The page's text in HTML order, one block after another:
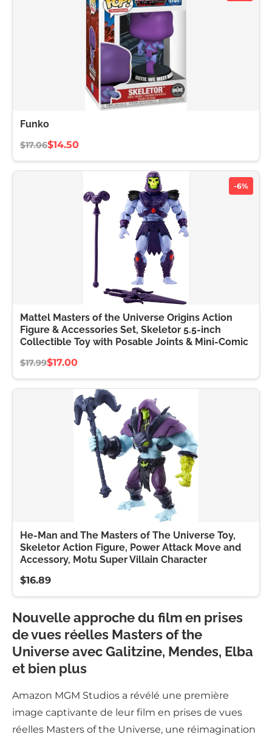
Funko
$17.06$14.50
-6%
Mattel Masters of the Universe Origins Action
Figure & Accessories Set, Skeletor 5.5-inch
Collectible Toy with Posable Joints & Mini-Comic
$17.99$17.00
He-Man and The Masters of The Universe Toy,
Skeletor Action Figure, Power Attack Move and
Accessory, Motu Super Villain Character
$16.89
Nouvelle approche du film en prises
de vues réelles Masters of the
Universe avec Galitzine, Mendes, Elba
et bien plus
Amazon MGM Studios a révélé une première
image captivante de leur film en prises de vues
réelles Masters of the Universe, une réimagination